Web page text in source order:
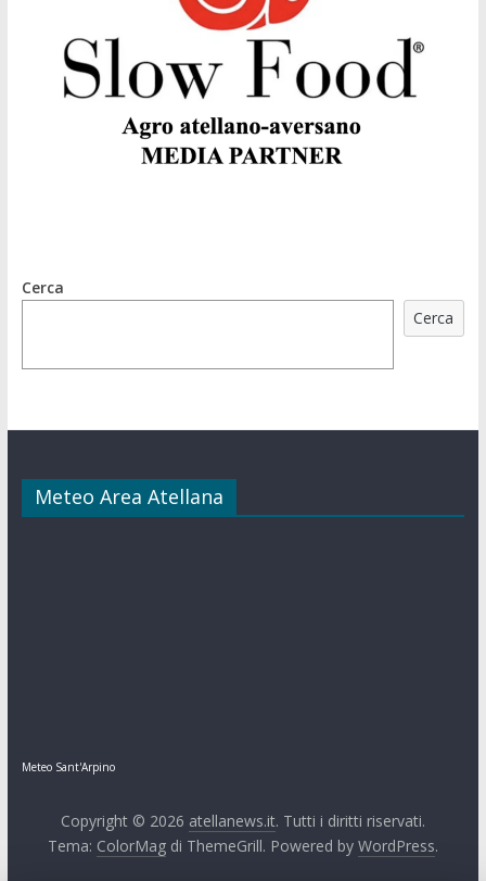
Cerca
Cerca
Meteo Area Atellana
Meteo Sant'Arpino
Copyright © 2026 atellanews.it. Tutti i diritti riservati.
Tema: ColorMagdi ThemeGrill. Powered by WordPress.